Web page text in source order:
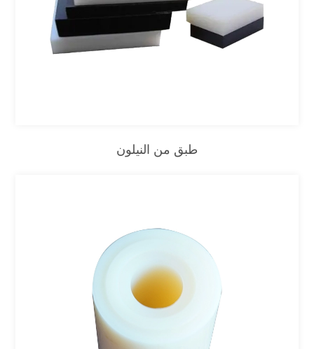
طبق من النيلون